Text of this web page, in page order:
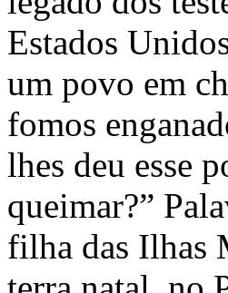
Estados
um povo em
fomos
lhes deu esse
queimar?”
filha das Ilhas